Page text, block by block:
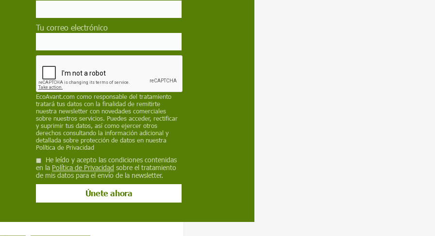
del valor añadido bruto de la UE
la naturaleza, y que más del
a laComisión Europeay a los
aplicación, financiación y cumplimiento de
ciudadanía a apoyar la campañaHands
431.000 firmas, y pide alGobierno
las Directivas de Aves y Hábitats durante el
como fuente preferida de Google
forma gratuita.
Tu correo electrónico
EcoAvant.com como responsable del tratamiento
tratará tus datos con la finalidad de remitirte
nuestra newsletter con novedades comerciales
sobre nuestros servicios. Puedes acceder, rectificar
y suprimir tus datos, así como ejercer otros
derechos consultando la información adicional y
detallada sobre protección de datos en nuestra
Política de Privacidad
He leído y acepto las condiciones contenidas
en la Política de Privacidad sobre el tratamiento
de mis datos para el envío de la newsletter.